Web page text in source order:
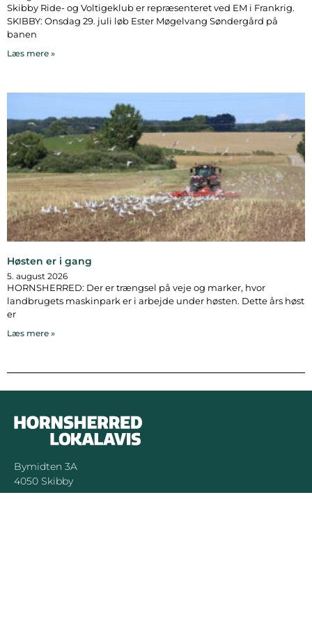
Skibby Ride- og Voltigeklub er repræsenteret ved EM i Frankrig.
SKIBBY: Onsdag 29. juli løb Ester Møgelvang Søndergård på
banen
Læs mere »
Høsten er i gang
5. august 2026
HORNSHERRED: Der er trængsel på veje og marker, hvor
landbrugets maskinpark er i arbejde under høsten. Dette års høst
er
Læs mere »
Bymidten 3A
4050 Skibby